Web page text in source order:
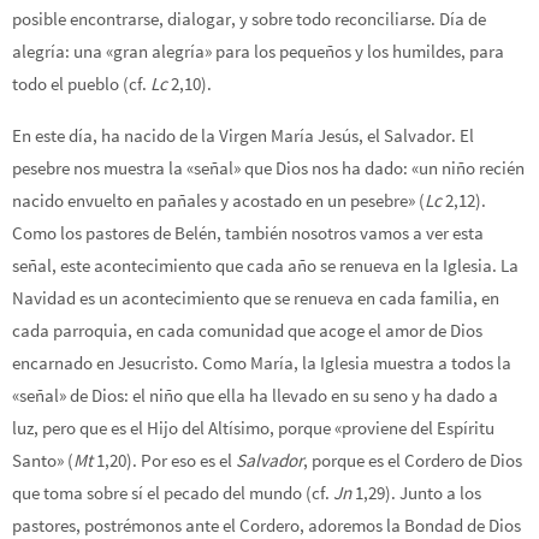
posible encontrarse, dialogar, y sobre todo reconciliarse. Día de
alegría: una «gran alegría» para los pequeños y los humildes, para
todo el pueblo (cf. Lc2,10).
En este día, ha nacido de la Virgen María Jesús, el Salvador. El
pesebre nos muestra la «señal» que Dios nos ha dado: «un niño recién
nacido envuelto en pañales y acostado en un pesebre» (Lc2,12).
Como los pastores de Belén, también nosotros vamos a ver esta
señal, este acontecimiento que cada año se renueva en la Iglesia. La
Navidad es un acontecimiento que se renueva en cada familia, en
cada parroquia, en cada comunidad que acoge el amor de Dios
encarnado en Jesucristo. Como María, la Iglesia muestra a todos la
«señal» de Dios: el niño que ella ha llevado en su seno y ha dado a
luz, pero que es el Hijo del Altísimo, porque «proviene del Espíritu
Santo» (Mt1,20). Por eso es el Salvador, porque es el Cordero de Dios
que toma sobre sí el pecado del mundo (cf. Jn1,29). Junto a los
pastores, postrémonos ante el Cordero, adoremos la Bondad de Dios